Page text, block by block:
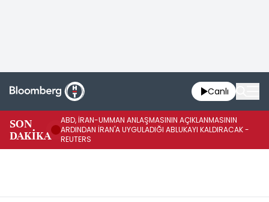
Canlı
SON
DAKİKA
ABD, İRAN-UMMAN ANLAŞMASININ AÇIKLANMASININ
ARDINDAN İRAN'A UYGULADIĞI ABLUKAYI KALDIRACAK -
REUTERS